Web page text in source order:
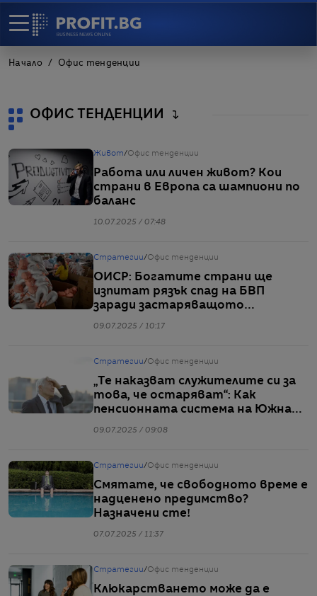
Начало Офис тенденции
ОФИС ТЕНДЕНЦИИ
Живот/Офис тенденции
Работа или личен живот? Кои
страни в Европа са шампиони по
баланс
10.07.2025 / 07:48
Стратегии/Офис тенденции
ОИСР: Богатите страни ще
изпитат рязък спад на БВП
заради застаряващото
09.07.2025 / 10:17
Стратегии/Офис тенденции
„Те наказват служителите си за
това, че остаряват“: Как
пенсионната система на Южна
09.07.2025 / 09:08
Стратегии/Офис тенденции
Смятате, че свободното време е
надценено предимство?
Назначени сте!
07.07.2025 / 11:37
Стратегии/Офис тенденции
Клюкарстването може да е